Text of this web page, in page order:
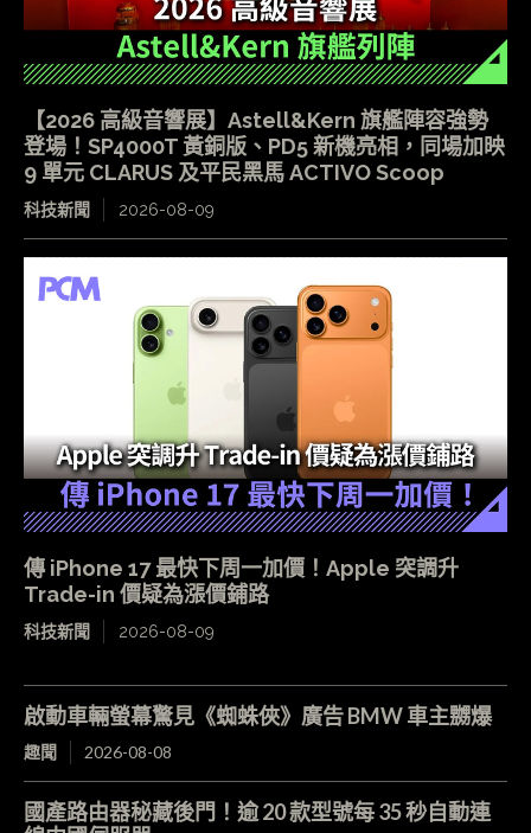
【2026 高級音響展】Astell&Kern 旗艦陣容強勢
登場！SP4000T 黃銅版、PD5 新機亮相，同場加映
9 單元 CLARUS 及平民黑馬 ACTIVO Scoop
科技新聞 2026-08-09
傳 iPhone 17 最快下周一加價！Apple 突調升
Trade-in 價疑為漲價鋪路
科技新聞 2026-08-09
啟動車輛螢幕驚見《蜘蛛俠》廣告 BMW 車主嬲爆
趣聞 2026-08-08
國產路由器秘藏後門！逾 20 款型號每 35 秒自動連